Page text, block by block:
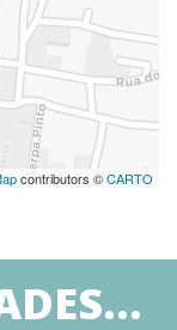
contributors ©CARTO